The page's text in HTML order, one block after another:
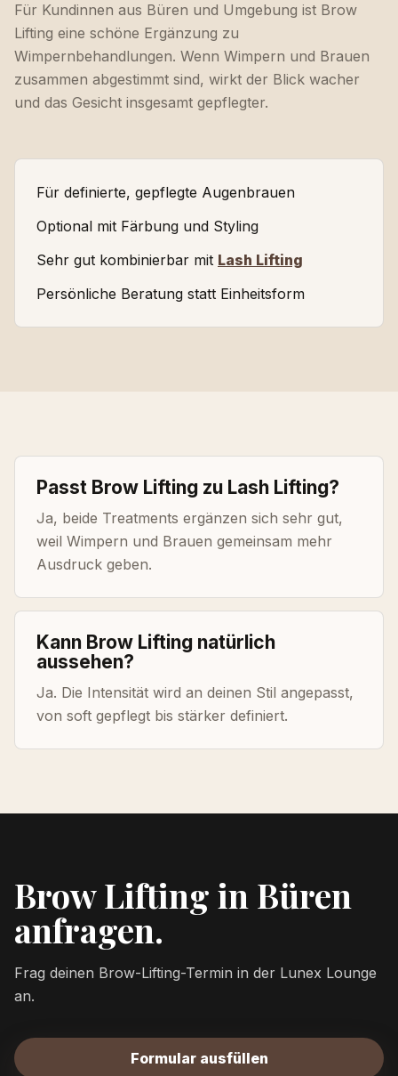
Für Kundinnen aus Büren und Umgebung ist Brow
Lifting eine schöne Ergänzung zu
Wimpernbehandlungen. Wenn Wimpern und Brauen
zusammen abgestimmt sind, wirkt der Blick wacher
und das Gesicht insgesamt gepflegter.
Für definierte, gepflegte Augenbrauen
Optional mit Färbung und Styling
Sehr gut kombinierbar mit Lash Lifting
Persönliche Beratung statt Einheitsform
Passt Brow Lifting zu Lash Lifting?
Ja, beide Treatments ergänzen sich sehr gut,
weil Wimpern und Brauen gemeinsam mehr
Ausdruck geben.
Kann Brow Lifting natürlich
aussehen?
Ja. Die Intensität wird an deinen Stil angepasst,
von soft gepflegt bis stärker definiert.
Brow Lifting in Büren
anfragen.
Frag deinen Brow-Lifting-Termin in der Lunex Lounge
an.
Formular ausfüllen